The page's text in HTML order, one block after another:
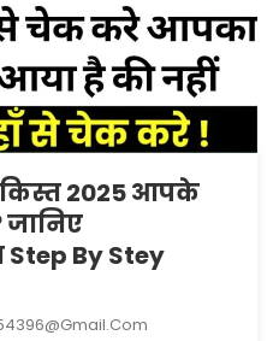
किस्त 2025 आपके
By Stey